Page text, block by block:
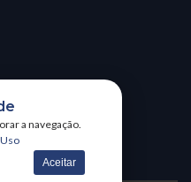
a navegação.
Aceitar